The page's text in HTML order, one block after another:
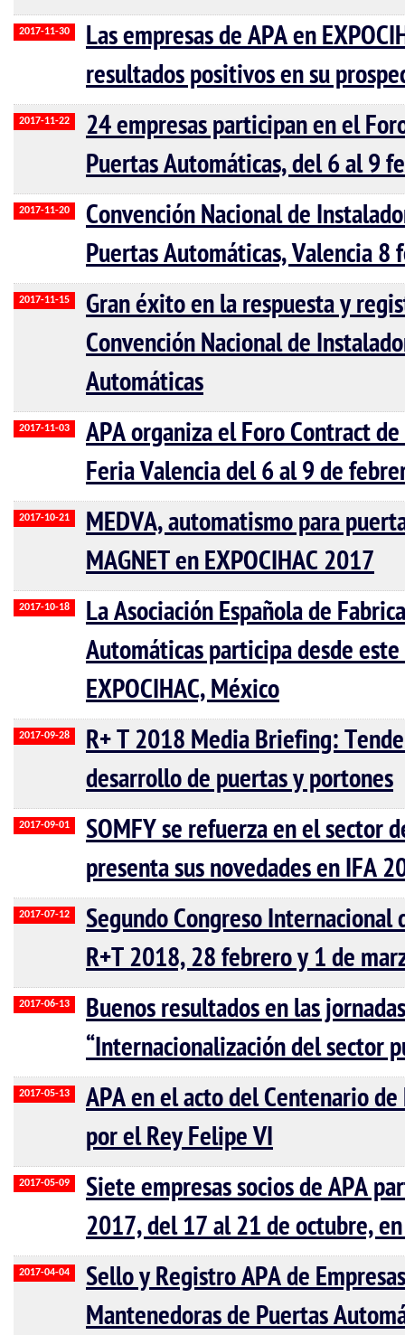
2017-11-30
Las empresas de APA en
resultados positivos en su
2017-11-22
24 empresas participan en el
Puertas Automáticas, del 6 al 9
2017-11-20
Convención Nacional de
Puertas Automáticas, Valencia 8
2017-11-15
Gran éxito en la respuesta y
Convención Nacional de
Automáticas
2017-11-03
APA organiza el Foro Contract
Feria Valencia del 6 al 9 de
2017-10-21
MEDVA, automatismo para
MAGNET en EXPOCIHAC 2017
2017-10-18
La Asociación Española de
Automáticas participa desde
EXPOCIHAC, México
2017-09-28
R+ T 2018 Media Briefing:
desarrollo de puertas y portones
2017-09-01
SOMFY se refuerza en el sector
presenta sus novedades en IFA
2017-07-12
Segundo Congreso Internacional
R+T 2018, 28 febrero y 1 de
2017-06-13
Buenos resultados en las
“Internacionalización del sector
2017-05-13
APA en el acto del Centenario
por el Rey Felipe VI
2017-05-09
Siete empresas socios de APA
2017, del 17 al 21 de octubre,
2017-04-04
Sello y Registro APA de
Mantenedoras de Puertas